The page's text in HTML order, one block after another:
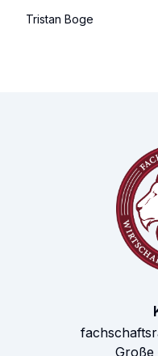
Tristan Boge
Große